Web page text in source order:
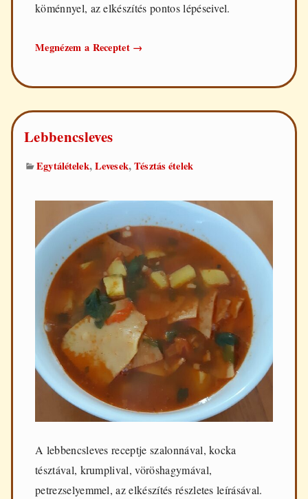
köménnyel, az elkészítés pontos lépéseivel.
Megnézem a Receptet Zöldborsós
→
Lebbencsleves
Egytálételek,Levesek,Tésztás ételek
A lebbencsleves receptje szalonnával, kocka
tésztával, krumplival, vöröshagymával,
petrezselyemmel, az elkészítés részletes leírásával.